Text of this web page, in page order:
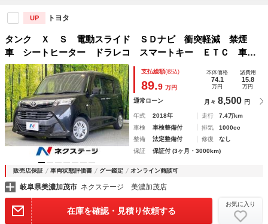
UP トヨタ
タンク Ｘ Ｓ 電動スライド ＳＤナビ 衝突軽減 禁煙
車 シートヒーター ドラレコ スマートキー ＥＴＣ 車線
逸脱警報 オートライト オートエアコン Ｂｌｕｅｔｏｏｔ
ｈ再生
支払総額(税込)
89.9 万円
本体価格
74.1
万円
諸費用
15.8
万円
通常ローン 月々 8,500 円
年式 2018年 走行
7.4万km
車検
車検整備付 排気
1000cc
整備
法定整備付 修復
なし
保証
保証付 (3ヶ月・3000km)
販売店保証 車両状態評価書 グー鑑定 オンライン商談可
岐阜県美濃加茂市 ネクステージ 美濃加茂店
在庫を確認・見積り依頼する
お気に入り